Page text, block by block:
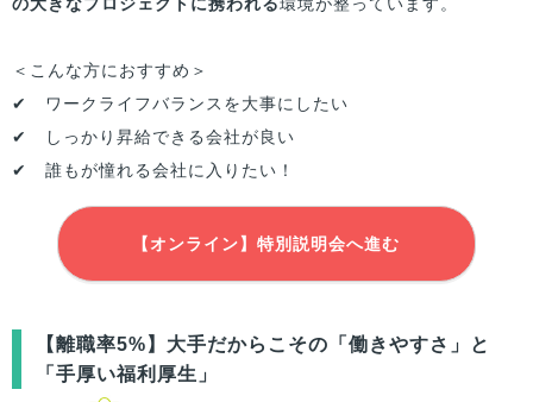
＜こんな方におすすめ＞
✔ ワークライフバランスを大事にしたい
✔ しっかり昇給できる会社が良い
✔ 誰もが憧れる会社に入りたい！
【オンライン】特別説明会へ進む
【離職率5%】大手だからこその「働きやすさ」と
「手厚い福利厚生」